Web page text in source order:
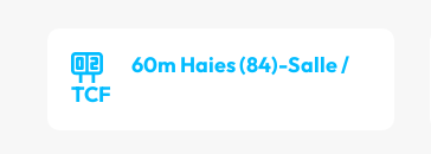
60m Haies (84)-Salle /
TCF